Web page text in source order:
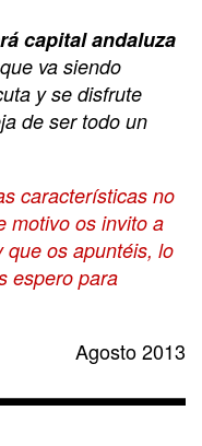
capital andaluza
va siendo
y se disfrute
de ser todo un
características no
motivo os invito a
que os apuntéis, lo
espero para
Agosto 2013